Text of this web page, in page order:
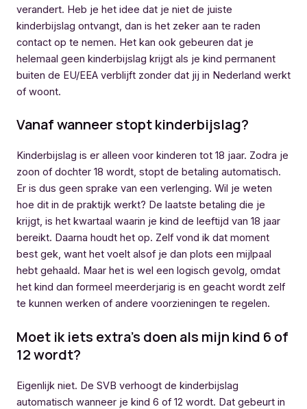
verandert. Heb je het idee dat je niet de juiste
kinderbijslag ontvangt, dan is het zeker aan te raden
contact op te nemen. Het kan ook gebeuren dat je
helemaal geen kinderbijslag krijgt als je kind permanent
buiten de EU/EEA verblijft zonder dat jij in Nederland werkt
of woont.
Vanaf wanneer stopt kinderbijslag?
Kinderbijslag is er alleen voor kinderen tot 18 jaar. Zodra je
zoon of dochter 18 wordt, stopt de betaling automatisch.
Er is dus geen sprake van een verlenging. Wil je weten
hoe dit in de praktijk werkt? De laatste betaling die je
krijgt, is het kwartaal waarin je kind de leeftijd van 18 jaar
bereikt. Daarna houdt het op. Zelf vond ik dat moment
best gek, want het voelt alsof je dan plots een mijlpaal
hebt gehaald. Maar het is wel een logisch gevolg, omdat
het kind dan formeel meerderjarig is en geacht wordt zelf
te kunnen werken of andere voorzieningen te regelen.
Moet ik iets extra’s doen als mijn kind 6 of
12 wordt?
Eigenlijk niet. De SVB verhoogt de kinderbijslag
automatisch wanneer je kind 6 of 12 wordt. Dat gebeurt in